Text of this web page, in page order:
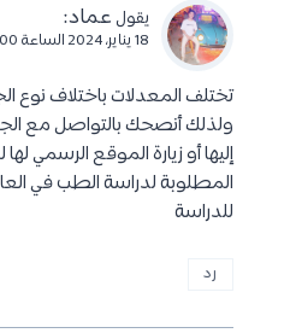
يقول عماد:
18 يناير، 2024 الساعة 7:00 م
تختلف المعدلات باختلاف نوع
ولذلك أنصحك بالتواصل مع
إليها أو زيارة الموقع الرسمي
المطلوبة لدراسة الطب في
للدراسة
رد